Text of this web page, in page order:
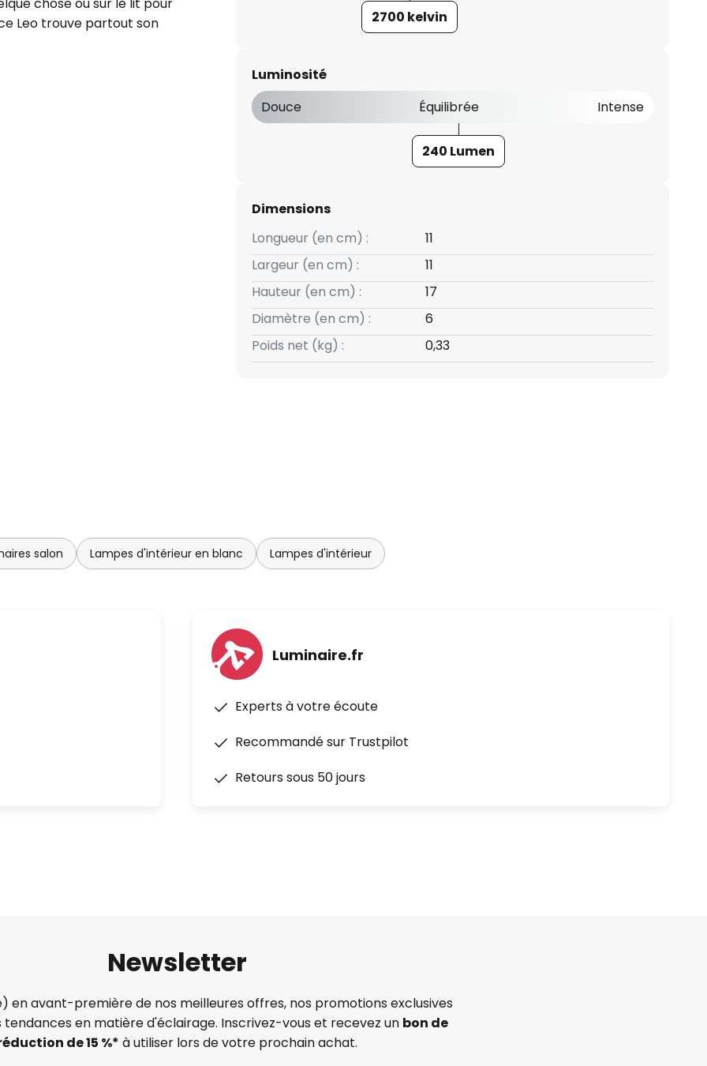
Leo trouve partout son
LED à économie
à fiche avec interrupteur
2700 kelvin
Luminosité
Douce
Équilibrée Intense
240 Lumen
Dimensions
Longueur (en cm) :
11
Largeur (en cm) :
11
Hauteur (en cm) :
17
Diamètre (en cm) :
6
Poids net (kg) :
0,33
salon Lampes d'intérieur en blanc Lampes d'intérieur
Luminaire.fr
Experts à votre écoute
Recommandé sur Trustpilot
Retours sous 50 jours
Newsletter
en avant-première de nos meilleures offres, nos promotions exclusives
tendances en matière d'éclairage. Inscrivez-vous et recevez un bon de
de 15 %* à utiliser lors de votre prochain achat.